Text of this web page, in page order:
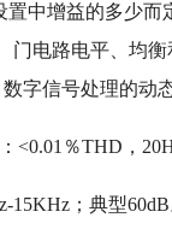
中增益的多少
门电路电平、均
字信号处理的动
<0.01％THD，
；典型60dB